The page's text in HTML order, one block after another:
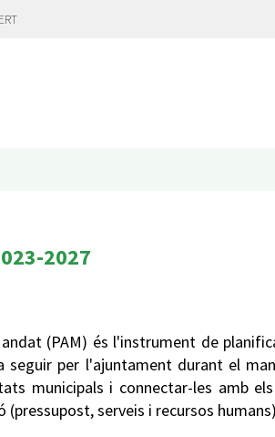
2027
(PAM) és l'instrument de
per l'ajuntament durant el
municipals i connectar-les amb
serveis i recursos